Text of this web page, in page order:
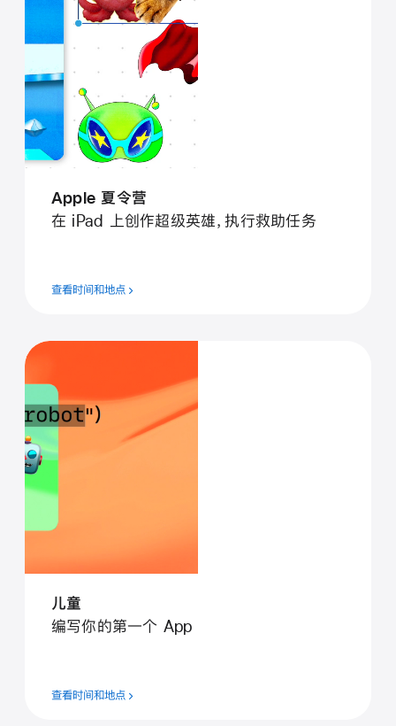
Apple 夏令营
在 iPad 上创作超级英雄，执行救助任务
查看时间和地点
儿童
编写你的第一个 App
查看时间和地点